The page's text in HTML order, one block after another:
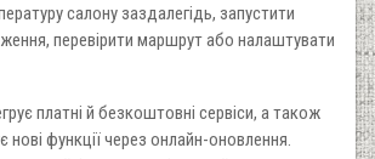
салону заздалегідь, запустити
перевірити маршрут або налаштувати
платні й безкоштовні сервіси, а також
нові функції через онлайн-оновлення.